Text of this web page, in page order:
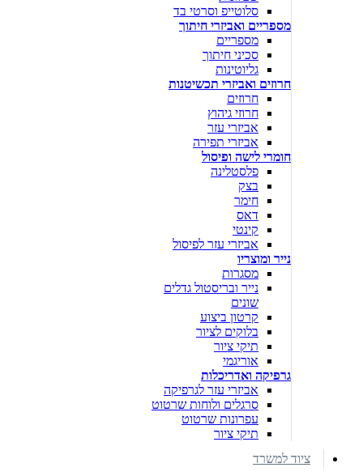
סלוטייפ וסרטי בד
מספריים ואביזרי חיתוך
מספריים
סכיני חיתוך
גליוטינות
חרוזים ואביזרי תכשיטנות
חרוזים
חרוזי גיהוץ
אביזרי עזר
אביזרי תפירה
חומרי לישה ופיסול
פלסטלינה
בצק
חימר
דאס
קינטי
אביזרי עזר לפיסול
נייר ומוצריו
מסגרות
נייר ובריסטול גדלים
שונים
קרטון ביצוע
בלוקים לציור
תיקי ציור
אוריגמי
גרפיקה ואדריכלות
אביזרי עזר לגרפיקה
סרגלים ולוחות שרטוט
עפרונות שרטוט
תיקי ציור
ציוד למשרד